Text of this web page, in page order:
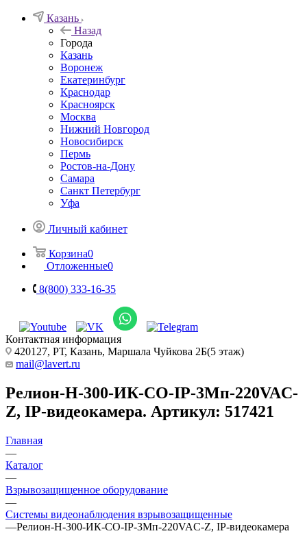
Казань
Назад
Города
Казань
Воронеж
Екатеринбург
Краснодар
Красноярск
Москва
Нижний Новгород
Новосибирск
Пермь
Ростов-на-Дону
Самара
Санкт Петербург
Уфа
Личный кабинет
Корзина0
Отложенные0
8(800) 333-16-35
Контактная информация
420127, РТ, Казань, Маршала Чуйкова 2Б(5 этаж)
mail@lavert.ru
Релион-Н-300-ИК-СО-IP-3Мп-220VAC-
Z, IP-видеокамера. Артикул: 517421
Главная
—
Каталог
—
Взрывозащищенное оборудование
—
Системы видеонаблюдения взрывозащищенные
—Релион-Н-300-ИК-СО-IP-3Мп-220VAC-Z, IP-видеокамера